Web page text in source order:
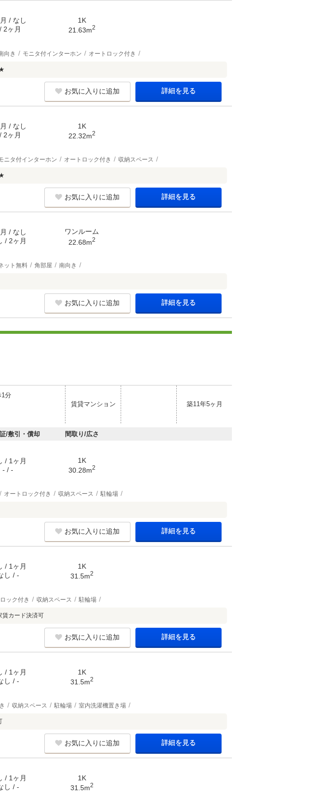
/ なし
2ヶ月
1K
21.63m2
向き モニタ付インターホン オートロック付き
お気に入りに追加 詳細を見る
/ なし
2ヶ月
1K
22.32m2
ニタ付インターホン オートロック付き 収納スペース
お気に入りに追加 詳細を見る
/ なし
/ 2ヶ月
ワンルーム
22.68m2
ット無料 角部屋 南向き
お気に入りに追加 詳細を見る
分
賃貸マンション 築11年5ヶ月
/敷引・償却 間取り/広さ
/ 1ヶ月
- / -
1K
30.28m2
オートロック付き 収納スペース 駐輪場
お気に入りに追加 詳細を見る
/ 1ヶ月
し / -
1K
31.5m2
ック付き 収納スペース 駐輪場
賃カード決済可
お気に入りに追加 詳細を見る
/ 1ヶ月
し / -
1K
31.5m2
収納スペース 駐輪場 室内洗濯機置き場
お気に入りに追加 詳細を見る
/ 1ヶ月
し / -
1K
31.5m2